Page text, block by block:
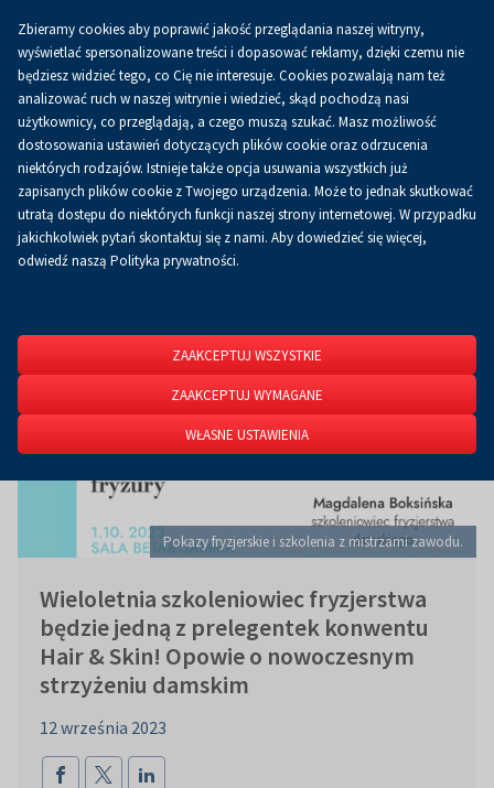
0.00 złKoszykPL
Strona główna O firmie Aktualności
Aktualności
Pokazy fryzjerskie i szkolenia z mistrzami zawodu.
Wieloletnia szkoleniowiec fryzjerstwa
będzie jedną z prelegentek konwentu
Hair & Skin! Opowie o nowoczesnym
strzyżeniu damskim
12 września 2023
Zbieramy cookies aby poprawić jakość przeglądania naszej witryny,
wyświetlać spersonalizowane treści i dopasować reklamy, dzięki czemu nie
będziesz widzieć tego, co Cię nie interesuje. Cookies pozwalają nam też
analizować ruch w naszej witrynie i wiedzieć, skąd pochodzą nasi
użytkownicy, co przeglądają, a czego muszą szukać. Masz możliwość
dostosowania ustawień dotyczących plików cookie oraz odrzucenia
niektórych rodzajów. Istnieje także opcja usuwania wszystkich już
zapisanych plików cookie z Twojego urządzenia. Może to jednak skutkować
utratą dostępu do niektórych funkcji naszej strony internetowej. W przypadku
jakichkolwiek pytań skontaktuj się z nami. Aby dowiedzieć się więcej,
odwiedź naszą Polityka prywatności.
ZAAKCEPTUJ WSZYSTKIE
ZAAKCEPTUJ WYMAGANE
WŁASNE USTAWIENIA